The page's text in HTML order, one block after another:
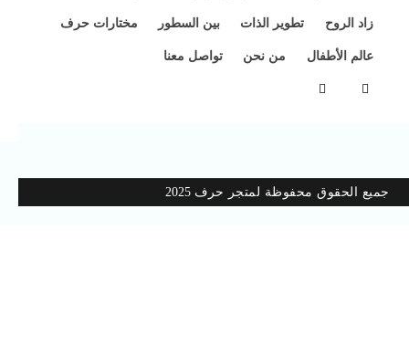
زاد الروح تطوير الذات بين السطور مختارات حرف
عالم الأطفال من نحن تواصل معنا
جميع الحقوق محفوظة لمتجر حرف 2025